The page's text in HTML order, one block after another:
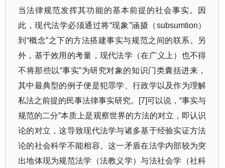
当法律规范发挥其功能的基本前提的社会事实。因
此，现代法学必须通过将“现象”涵摄（subsumtion）
到 “概念”之下的方法搭建事实与规范之间的联系。另
外，基于效用的考量，现代法学（在广义上）也不得
不将那些以“事实”为研究对象的知识门类囊括进来，
其中最典型的例子便是犯罪学、行政学以及作为理解
私法之前提的民事法律事实研究。
[7]可以说，“事实与
规范的二分”本质上是观察世界的方法的对立，即认识
论的对立，这导致现代法学与诸多基于经验实证方法
论的社会科学不能相容。这一矛盾在法学内部较为突
出地体现为规范法学（法教义学）与法社会学（社科